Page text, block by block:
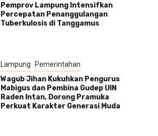
Pemprov Lampung Intensifkan
Percepatan Penanggulangan
Tuberkulosis di Tanggamus
Lampung Pemerintahan
Wagub Jihan Kukuhkan Pengurus
Mabigus dan Pembina Gudep UIN
Raden Intan, Dorong Pramuka
Perkuat Karakter Generasi Muda